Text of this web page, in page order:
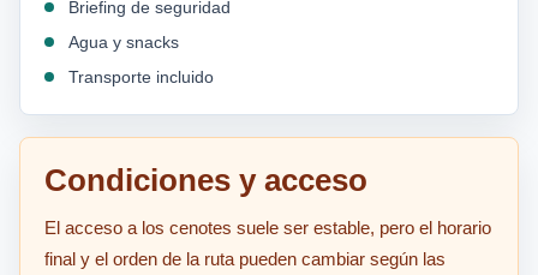
Briefing de seguridad
Agua y snacks
Transporte incluido
Condiciones y acceso
El acceso a los cenotes suele ser estable, pero el horario
final y el orden de la ruta pueden cambiar según las